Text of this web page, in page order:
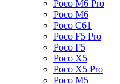
Poco M6 Pro
Poco M6
Poco C61
Poco F5 Pro
Poco F5
Poco X5
Poco X5 Pro
Poco M5